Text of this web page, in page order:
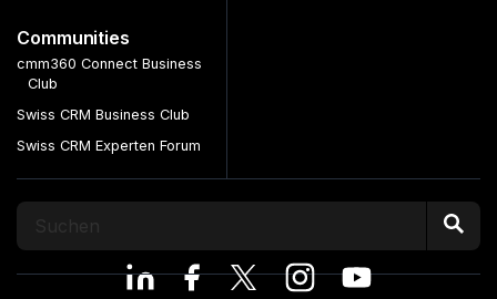
Communities
cmm360 Connect Business
Club
Swiss CRM Business Club
Swiss CRM Experten Forum